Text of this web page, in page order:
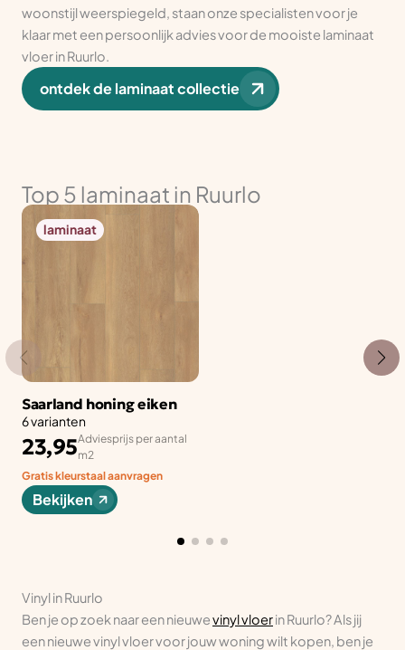
woonstijl weerspiegeld, staan onze specialisten voor je
klaar met een persoonlijk advies voor de mooiste laminaat
vloer in Ruurlo.
ontdek de laminaat collectie
Top 5 laminaat in Ruurlo
laminaat
Saarland honing eiken
6 varianten
23,95Adviesprijs per aantal
m2
Gratis kleurstaal aanvragen
Bekijken
Vinyl in Ruurlo
Ben je op zoek naar een nieuwevinyl vloerin Ruurlo? Als jij
een nieuwe vinyl vloer voor jouw woning wilt kopen, ben je